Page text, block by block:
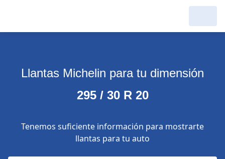
Llantas Michelin para tu dimensión
295 / 30 R 20
Tenemos suficiente información para mostrarte
llantas para tu auto